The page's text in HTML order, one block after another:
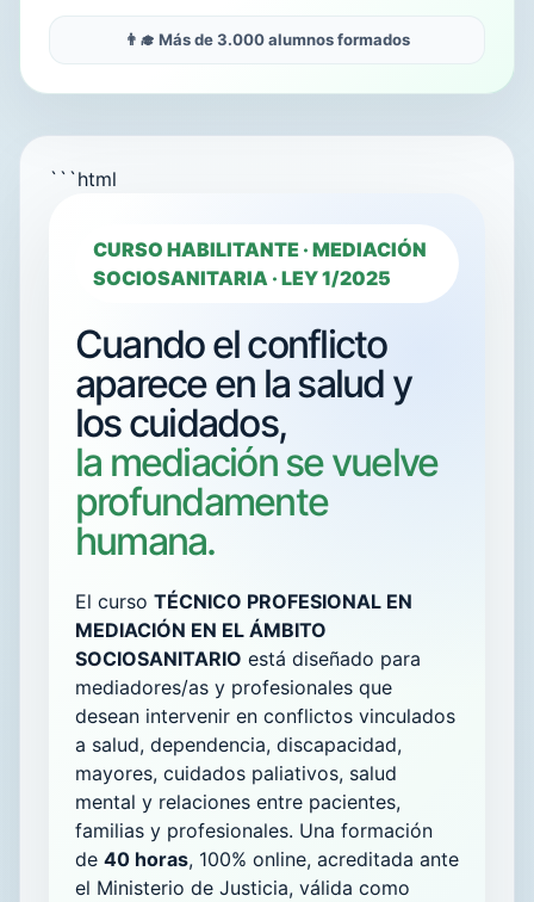
👨‍🎓 Más de 3.000 alumnos formados
```html
CURSO HABILITANTE · MEDIACIÓN
SOCIOSANITARIA · LEY 1/2025
Cuando el conflicto
aparece en la salud y
los cuidados,
la mediación se vuelve
profundamente
humana.
El curso TÉCNICO PROFESIONAL EN
MEDIACIÓN EN EL ÁMBITO
SOCIOSANITARIO está diseñado para
mediadores/as y profesionales que
desean intervenir en conflictos vinculados
a salud, dependencia, discapacidad,
mayores, cuidados paliativos, salud
mental y relaciones entre pacientes,
familias y profesionales. Una formación
de 40 horas, 100% online, acreditada ante
el Ministerio de Justicia, válida como